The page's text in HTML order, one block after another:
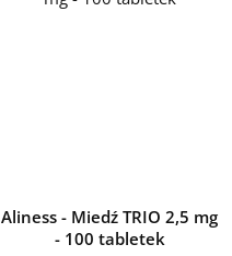
Aliness - Miedź TRIO 2,5 mg
- 100 tabletek